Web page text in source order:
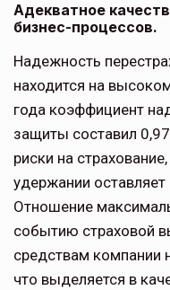
Адекватное
бизнес-процессов.
Надежность
находится на
года коэффициент
защиты составил
риски на
удержании оставляет
Отношение
событию страховой
средствам компании
что выделяется в